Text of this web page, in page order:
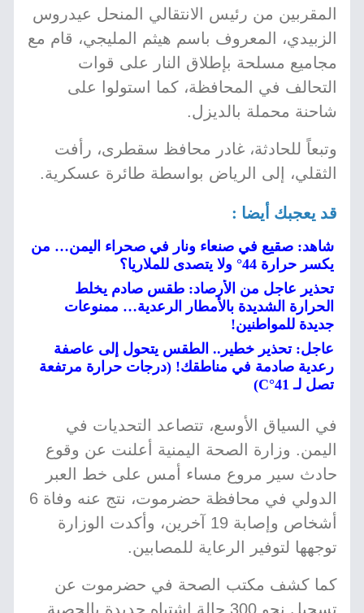
المقربين من رئيس الانتقالي المنحل عيدروس
الزبيدي، المعروف باسم هيثم المليجي، قام مع
مجاميع مسلحة بإطلاق النار على قوات
التحالف في المحافظة، كما استولوا على
شاحنة محملة بالديزل.
وتبعاً للحادثة، غادر محافظ سقطرى، رأفت
الثقلي، إلى الرياض بواسطة طائرة عسكرية.
قد يعجبك أيضا :
شاهد: صقيع في صنعاء ونار في صحراء اليمن… من
يكسر حرارة 44° ولا يتصدى للملاريا؟
تحذير عاجل من الأرصاد: طقس صادم يخلط
الحرارة الشديدة بالأمطار الرعدية… ممنوعات
جديدة للمواطنين!
عاجل: تحذير خطير.. الطقس يتحول إلى عاصفة
رعدية صادمة في مناطقك! (درجات حرارة مرتفعة
تصل لـ 41°C)
في السياق الأوسع، تتصاعد التحديات في
اليمن. وزارة الصحة اليمنية أعلنت عن وقوع
حادث سير مروع مساء أمس على خط العبر
الدولي في محافظة حضرموت، نتج عنه وفاة 6
أشخاص وإصابة 19 آخرين، وأكدت الوزارة
توجهها لتوفير الرعاية للمصابين.
كما كشف مكتب الصحة في حضرموت عن
تسجيل نحو 300 حالة اشتباه جديدة بالحصبة